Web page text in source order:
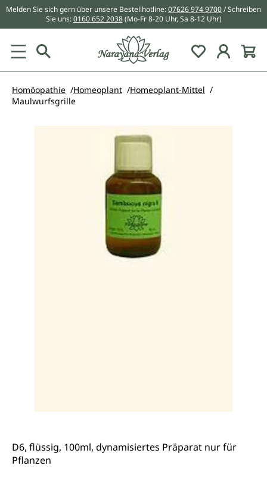
springen
Melden Sie sich gern über unsere Bestellhotline:07626 974 9700/ Schreiben
Sie uns:0160 652 2038 (Mo-Fr 8-20 Uhr, Sa 8-12 Uhr)
Du hast 0
Homöopathie Homeoplant
Homeoplant-Mittel
Maulwurfsgrille
Bildergalerie überspringen
D6, flüssig, 100ml, dynamisiertes Präparat nur für
Pflanzen